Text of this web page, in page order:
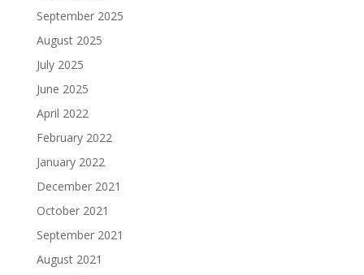
September 2025
August 2025
July 2025
June 2025
April 2022
February 2022
January 2022
December 2021
October 2021
September 2021
August 2021